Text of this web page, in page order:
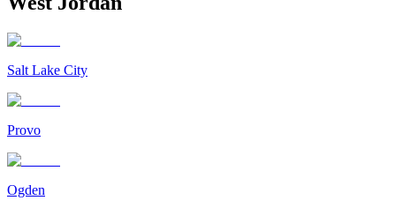
Salt Lake City
Provo
Ogden